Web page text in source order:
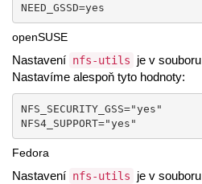
NEED_GSSD=yes
openSUSE
Nastavení nfs-utils je v souboru
Nastavíme alespoň tyto hodnoty:
NFS_SECURITY_GSS="yes"
NFS4_SUPPORT="yes"
Fedora
Nastavení nfs-utils je v souboru